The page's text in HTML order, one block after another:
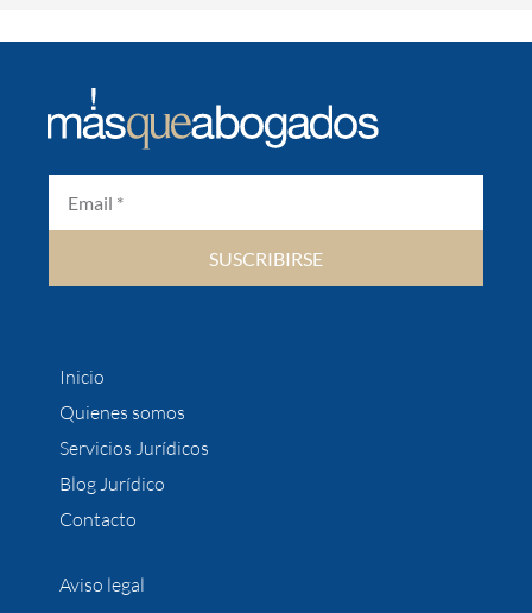
SUSCRIBIRSE
Inicio
Quienes somos
Servicios Jurídicos
Blog Jurídico
Contacto
Aviso legal